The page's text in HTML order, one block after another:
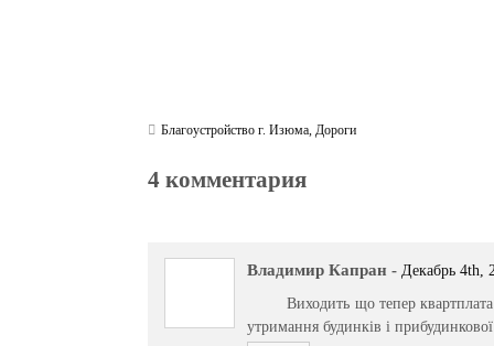
Благоустройство г. Изюма,Дороги
4 комментария
Владимир Капран - Декабрь 4th,
Виходить що тепер
утримання будинків і прибудинкової